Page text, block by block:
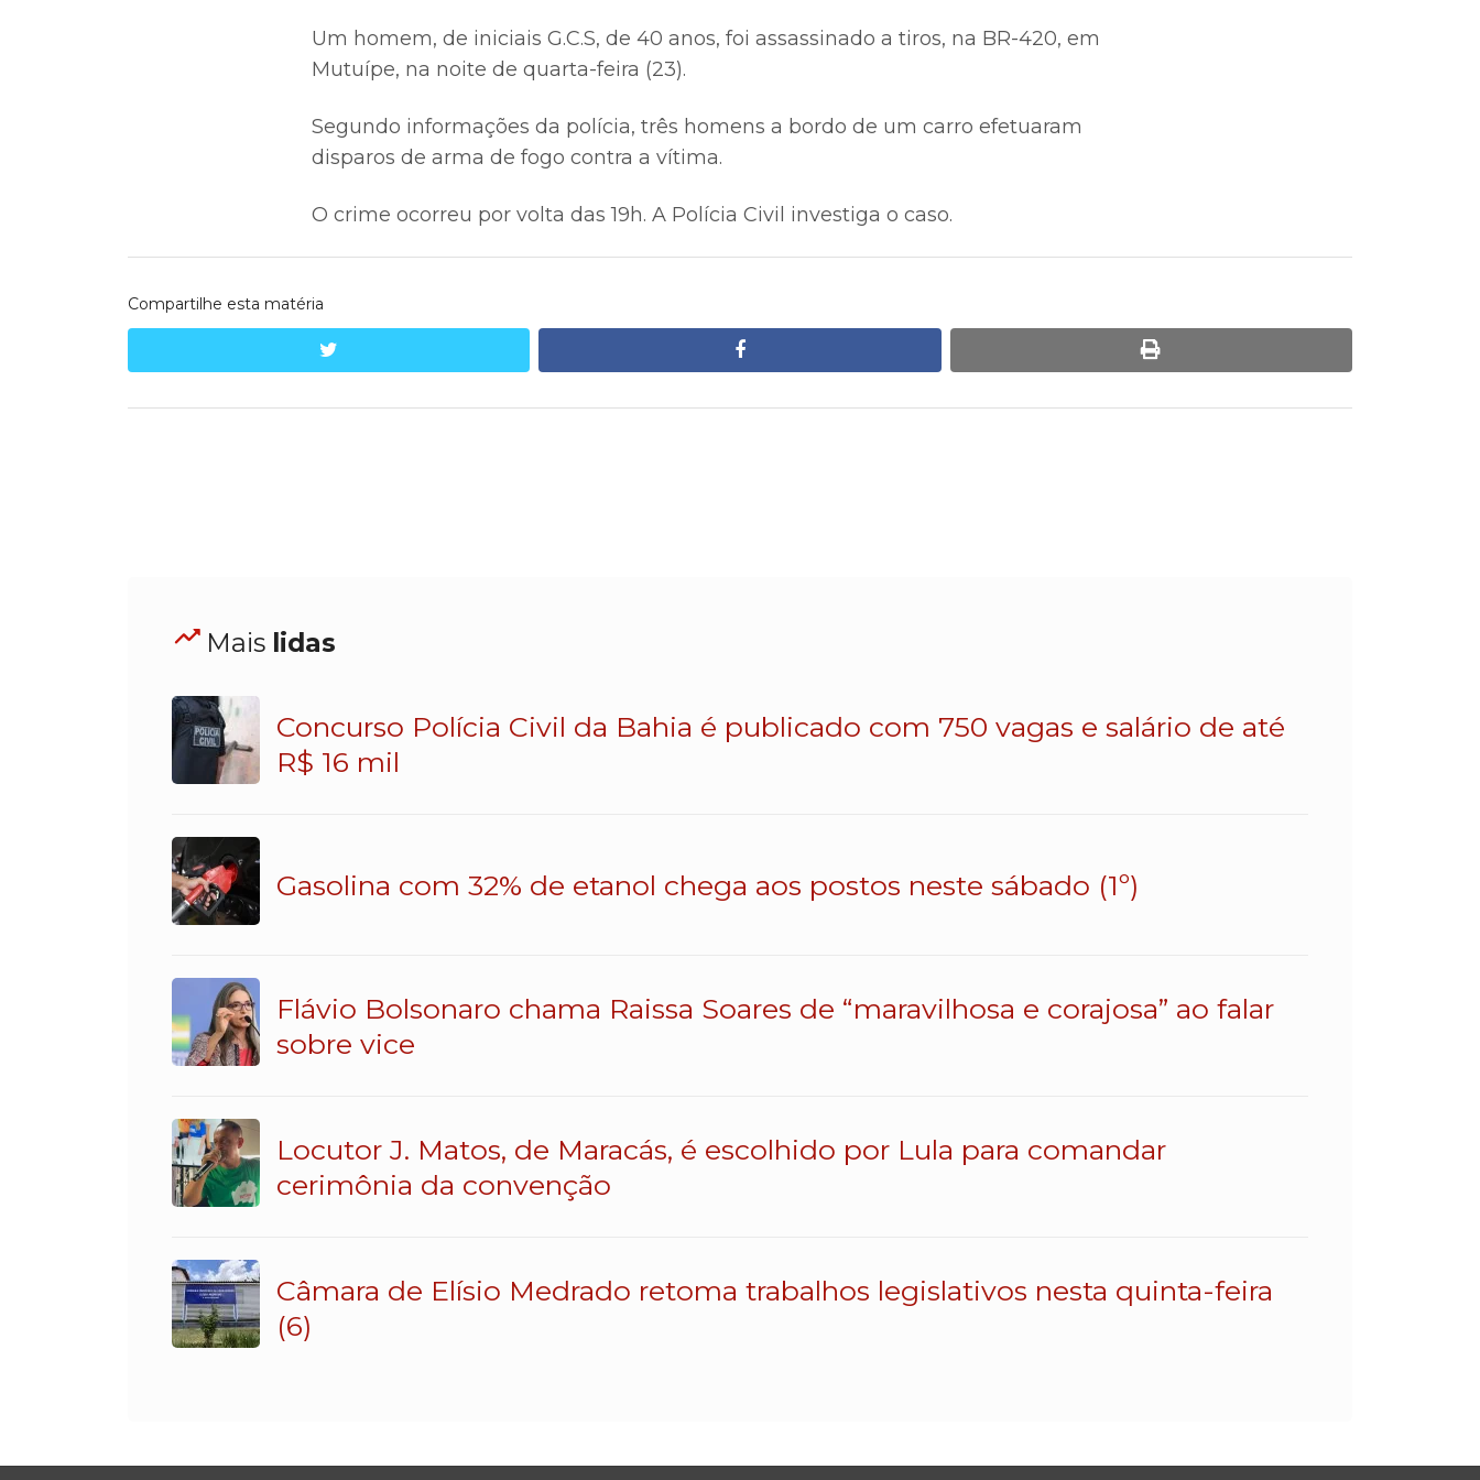
Um homem, de iniciais G.C.S, de 40 anos, foi assassinado a tiros, na BR-420, em
Mutuípe, na noite de quarta-feira (23).
Segundo informações da polícia, três homens a bordo de um carro efetuaram
disparos de arma de fogo contra a vítima.
O crime ocorreu por volta das 19h. A Polícia Civil investiga o caso.
Compartilhe esta matéria
facebook print
Mais lidas
Concurso Polícia Civil da Bahia é publicado com 750 vagas e salário de até
R$ 16 mil
Gasolina com 32% de etanol chega aos postos neste sábado (1º)
Flávio Bolsonaro chama Raissa Soares de “maravilhosa e corajosa” ao falar
sobre vice
Locutor J. Matos, de Maracás, é escolhido por Lula para comandar
cerimônia da convenção
Câmara de Elísio Medrado retoma trabalhos legislativos nesta quinta-feira
(6)